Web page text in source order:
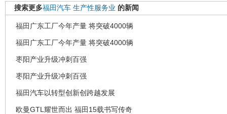
搜索更多福田汽车 生产性服务业 的新闻
福田广东工厂今年产量 将突破4000辆
福田广东工厂今年产量 将突破4000辆
枣阳产业升级冲刺百强
枣阳产业升级冲刺百强
福田汽车以转型创新创跨越发展
欧曼GTL耀世而出 福田15载书写传奇